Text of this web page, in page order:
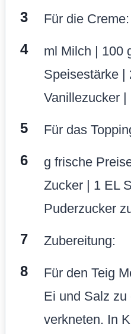
Für die Creme:
ml Milch | 100
Speisestärke |
Vanillezucker
Für das
g frische
Zucker | 1 EL
Puderzucker
Zubereitung:
Für den Teig
Ei und Salz zu
verkneten. In